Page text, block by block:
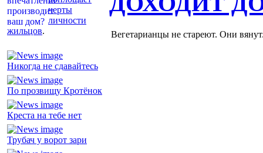
черты
личности
жильцов.
Никогда не сдавайтесь
По прозвищу Кротёнок
Креста на тебе нет
Трубач у ворот зари
Вегетарианцы не стареют. Они